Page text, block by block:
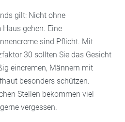
gilt: Nicht ohne
gehen. Eine
sind Pflicht. Mit
30 sollten Sie das Gesicht
eincremen, Männern mit
besonders schützen.
Stellen bekommen viel
vergessen.